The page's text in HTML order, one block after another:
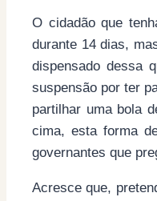
O cidadão que
durante 14 dias,
dispensado dessa
suspensão por ter
partilhar uma bola
cima, esta forma
governantes que
Acresce que,